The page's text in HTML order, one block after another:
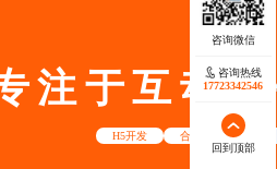
服务
注于互动
H5开发 合肥IP周边设计公司
咨询热线
17723342546
回到顶部
咨询热线
17723342546
回到顶部